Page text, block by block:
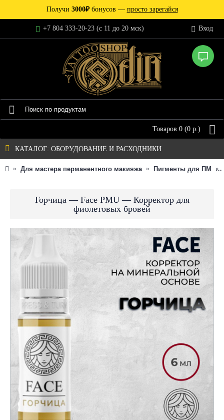
Получи 3000₽бонусов — просто зарегайся
+7 804 333-20-23 (c 11 до 20 мск) Вход
Товаров 0 (0 р.)
КАТАЛОГ: ОБОРУДОВАНИЕ И РАСХОДНИКИ
Для мастера перманентного макияжа Пигменты для ПМ
Горчица — Face PMU — Корректор для
фиолетовых бровей